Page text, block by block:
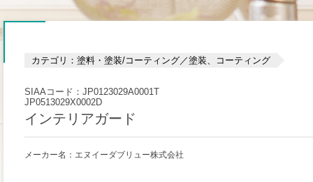
カテゴリ：塗料・塗装/コーティング／塗装、コーティング
SIAAコード：JP0123029A0001T
JP0513029X0002D
インテリアガード
メーカー名：エヌイーダブリュー株式会社